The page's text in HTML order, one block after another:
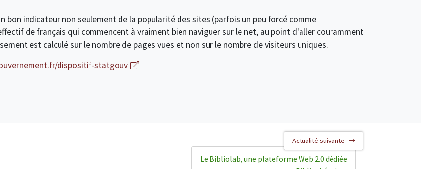
bon indicateur non seulement de la popularité des sites (parfois un peu forcé comme
de français qui commencent à vraiment bien naviguer sur le net, au point d'aller couramment
est calculé sur le nombre de pages vues et non sur le nombre de visiteurs uniques.
dispositif-statgouv
Actualité suivante
Le Bibliolab, une plateforme Web 2.0 dédiée